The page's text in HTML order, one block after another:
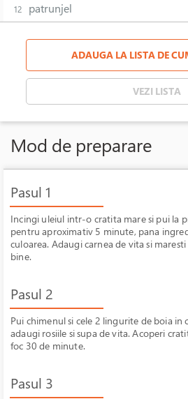
12 patrunjel
ADAUGA LA LISTA DE
VEZI LISTA
Mod de preparare
Pasul 1
Incingi uleiul intr-o cratita mare si pui la
pentru aproximativ 5 minute, pana
culoarea. Adaugi carnea de vita si
bine.
Pasul 2
Pui chimenul si cele 2 lingurite de boia in
adaugi rosiile si supa de vita. Acoperi
foc 30 de minute.
Pasul 3